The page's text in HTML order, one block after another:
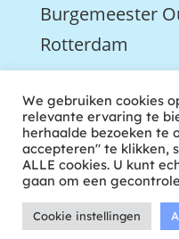
Burgemeester
Rotterdam
 We
We gebruiken cookies
relevante ervaring te
herhaalde bezoeken te
accepteren" te klikken,
ALLE cookies. U kunt
gaan om een
Cookie instellingen